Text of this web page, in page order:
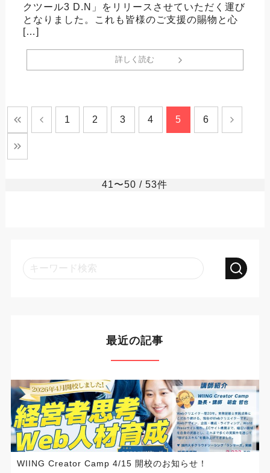
クツール3 D.N」をリリースさせていただく運び
となりました。これも皆様のご支援の賜物と心
[…]
詳しく読む
1 2 3 4 5 6
41〜50 / 53件
最近の記事
WIING Creator Camp 4/15 開校のお知らせ！